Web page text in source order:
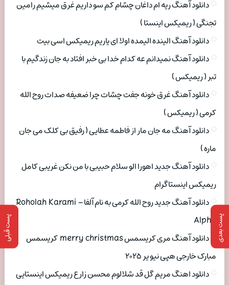
پست بعدی پست قبلی
دانلود آهنگ ریه ام داغان چشام کم سو داریم غرق میشیم رامین
تجنگی ( ریمیکس اینستا )
دانلود آهنگ الینده الیمده اولا ای یاریم ریمیکس اسی بیت
دانلود آهنگ نمیدانم عه کدام خدا بی خبر افتاد به جان زندگیم با
تبر ( ریمیکس )
دانلود آهنگ غرق خونه جفت چشات چرا ضعیفه صدات روح الله
کرمی ( ریمیکس )
دانلود آهنگ مه جان مار از فاطمه عطایی ( رفیق بی کلک می جان
ماره )
دانلود آهنگ جدید اهورا الو سلام حبیبی با من نکن غریبی کامل
ریمیکس اینستاگرام
دانلود آهنگ جدید روح الله کرمی به نام آلفا Roholah Karami –
Alpha
دانلود آهنگ مری کریسمس merry christmas کریسمس
مبارک خارجی هپی نیو یر ۲۰۲۵
دانلود اهنگ مریم گل قد شلالوم محسن زارع ریمیکس اینستایی